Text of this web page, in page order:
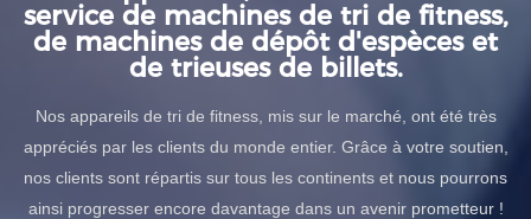
service de machines de tri de fitness,
de machines de dépôt d'espèces et
de trieuses de billets.
Nos appareils de tri de fitness, mis sur le marché, ont été très
appréciés par les clients du monde entier. Grâce à votre soutien,
nos clients sont répartis sur tous les continents et nous pourrons
ainsi progresser encore davantage dans un avenir prometteur !